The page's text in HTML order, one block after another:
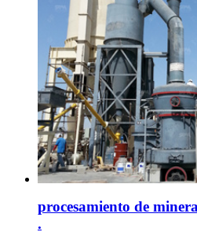
procesamiento de
.